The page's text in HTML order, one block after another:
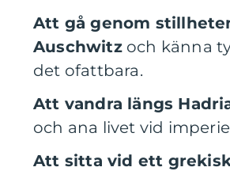
Att gå genom
Auschwitzoch känna
det ofattbara.
Att vandra längs
och ana livet vid
Att sitta vid ett